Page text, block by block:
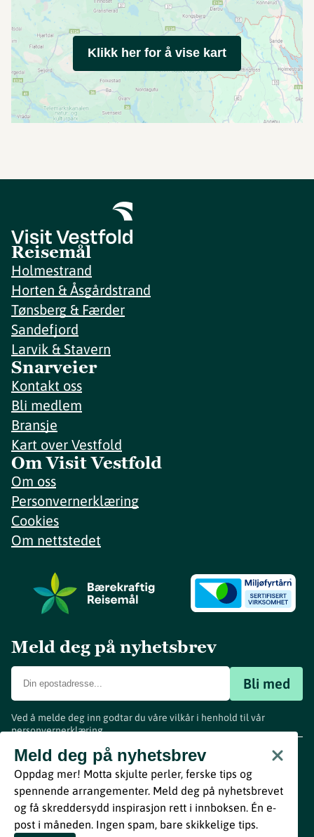
Klikk her for å vise kart
Reisemål
Holmestrand
Horten & Åsgårdstrand
Tønsberg & Færder
Sandefjord
Larvik & Stavern
Snarveier
Kontakt oss
Bli medlem
Bransje
Kart over Vestfold
Om Visit Vestfold
Om oss
Personvernerklæring
Cookies
Om nettstedet
Meld deg på nyhetsbrev
Bli med
Ved å melde deg inn godtar du våre vilkår i henhold til vår
personvernerklæring.
Meld deg på nyhetsbrev
Oppdag mer! Motta skjulte perler, ferske tips og
spennende arrangementer. Meld deg på nyhetsbrevet
og få skreddersydd inspirasjon rett i innboksen. Én e-
post i måneden. Ingen spam, bare skikkelige tips.
www.visitvestfold.com
Turistinformasjon
Vestfold Fylkeskommune
ByBreakfast